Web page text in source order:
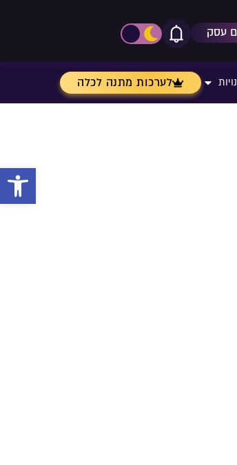
עסק
פתיחת\סגירת מרכז
אייקון פעמון
לערכות מתנה לכלה